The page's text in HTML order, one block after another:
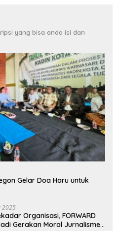
yang bisa anda isi dan
Gelar Doa Haru untuk
2025
Organisasi, FORWARD
Gerakan Moral Jurnalisme